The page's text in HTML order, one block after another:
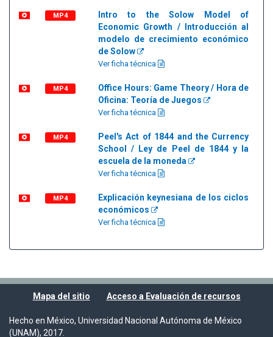
MP4
Intro to the Solow Model of
Economic Growth / Introducción al
modelo de crecimiento económico
de Solow
Ver ficha técnica
MP4
Office Hours: Game Theory / Hora de
Oficina: Teoría de Juegos
Ver ficha técnica
MP4
Peel's Act of 1844 and the Currency
School / Ley de Peel de 1844 y la
escuela de la moneda
Ver ficha técnica
MP4
Explicación keynesiana de los ciclos
económicos
Ver ficha técnica
Mapa del sitio Acceso a Evaluación de recursos
Hecho en México, Universidad Nacional Autónoma de México
(UNAM), 2017.